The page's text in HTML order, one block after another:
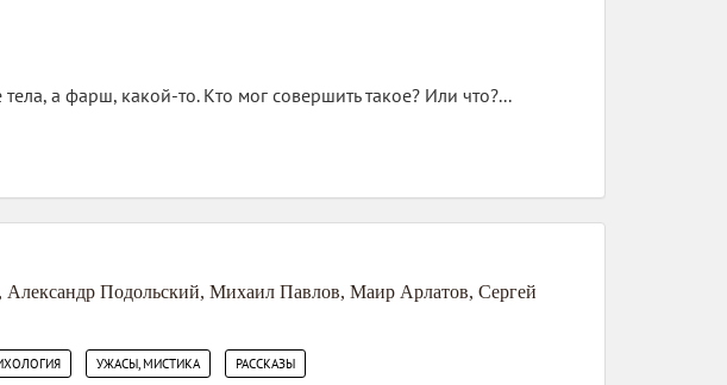
а фарш, какой-то. Кто мог совершить такое? Или что?...
, Александр Подольский, Михаил Павлов, Маир Арлатов, Сергей
УЖАСЫ, МИСТИКА РАССКАЗЫ